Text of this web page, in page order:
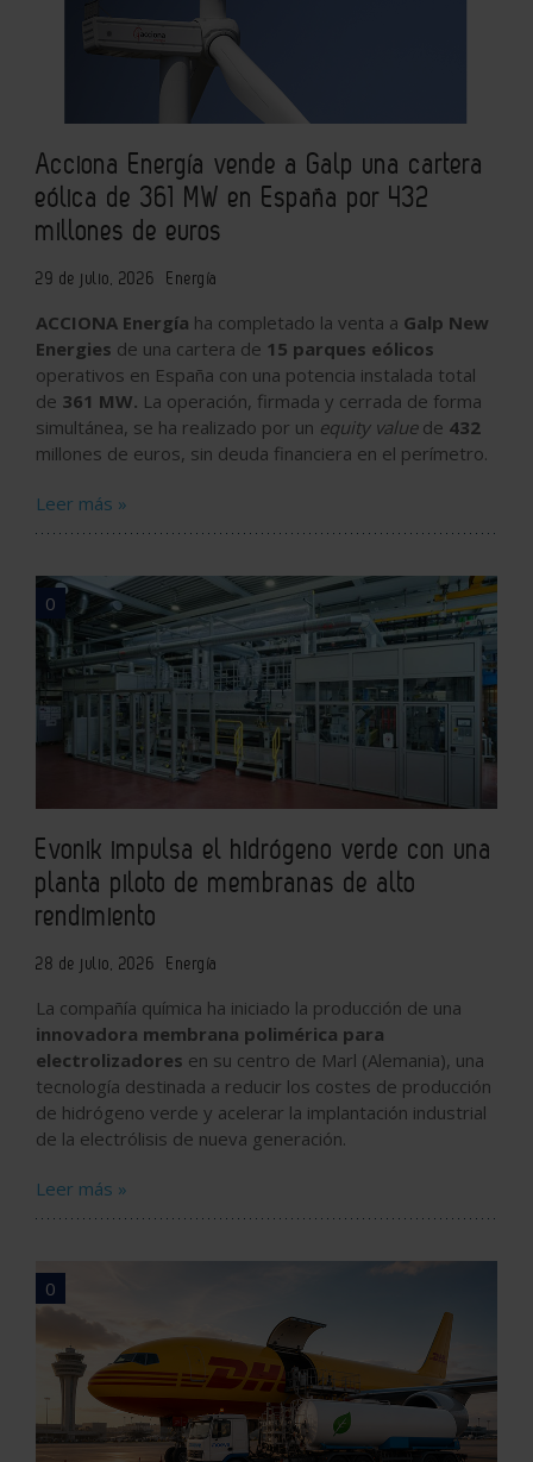
Acciona Energía vende a Galp una cartera
eólica de 361 MW en España por 432
millones de euros
29 de julio, 2026 Energía
ACCIONA Energía ha completado la venta a Galp New
Energies de una cartera de 15 parques eólicos
operativos en España con una potencia instalada total
de 361 MW. La operación, firmada y cerrada de forma
simultánea, se ha realizado por un equity valuede 432
millones de euros, sin deuda financiera en el perímetro.
Leer más »
0
Evonik impulsa el hidrógeno verde con una
planta piloto de membranas de alto
rendimiento
28 de julio, 2026 Energía
La compañía química ha iniciado la producción de una
innovadora membrana polimérica para
electrolizadores en su centro de Marl (Alemania), una
tecnología destinada a reducir los costes de producción
de hidrógeno verde y acelerar la implantación industrial
de la electrólisis de nueva generación.
Leer más »
0